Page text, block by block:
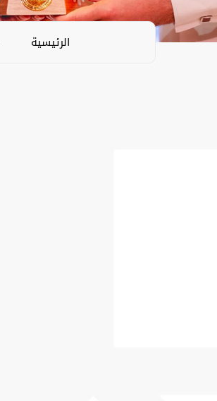
الرئيسية